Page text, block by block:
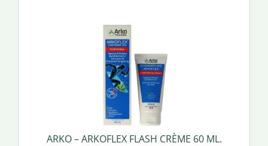
ARKO – ARKOFLEX FLASH CRÈME 60 ML.